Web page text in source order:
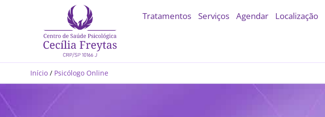
Tratamentos Serviços Agendar Localização
Início / Psicólogo Online